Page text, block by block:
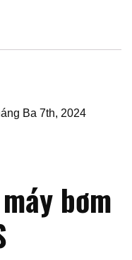
Ba 7th, 2024
bơm